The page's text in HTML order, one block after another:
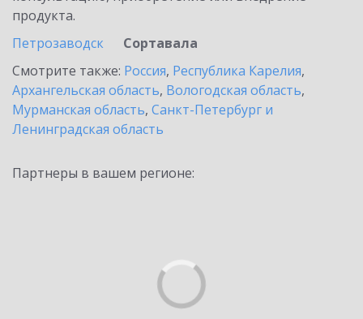
продукта.
Петрозаводск
Сортавала
Смотрите также: Россия, Республика Карелия,
Архангельская область, Вологодская область,
Мурманская область, Санкт-Петербург и
Ленинградская область
Партнеры в вашем регионе: